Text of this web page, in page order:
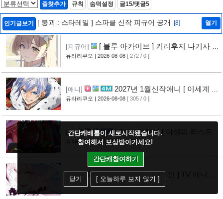
즐찾추가 규칙 숨덕설정 글15/댓글5
인기글보기 [ 붕괴 : 스타레일 ] 스파클 신작 피규어 공개 [8] 열기
[피규어]
[ 블루 아카이브 ] 키리후지 나기사 신
작 피규어 공개 [9]
유라리쿠오 | 2026-08-08 [ 272 / 0 ]
[애니]
2027년 1월신작애니 [ 이세계 전
생 소동기 ] PV 영상 공개
유라리쿠오 | 2026-08-08 [ 305 / 0 ]
[애니]
10월신작애니 [ 야생의 라스트
보스가 나타났다! ] 2기 PV 영상 공개
유라리쿠오| 2026-08-08[ 263 / 0 ]
[애니]
[ 데스티니 언체인 온라인 ] TV 애니메
이션화 결정 [9]
| 2026-08-08 [ 255 / 0 ]
간단캐배틀이 새로시작됐습니다.
참여해서 보상받아가세요!
간단캐참여하기
닫기 [ 오늘하루 보지 않기 ]